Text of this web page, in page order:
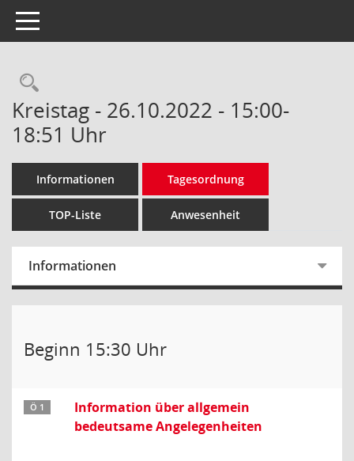
Toggle navigation
Rechercheauswahl
Kreistag - 26.10.2022 - 15:00-
18:51 Uhr
Informationen Tagesordnung
TOP-Liste Anwesenheit
Informationen
Beginn 15:30 Uhr
Ö 1
Information über allgemein
bedeutsame Angelegenheiten